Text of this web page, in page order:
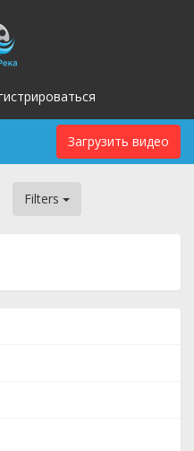
Загрузить видео
Filters